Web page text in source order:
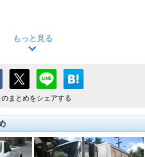
もっと見る
のまとめをシェアする